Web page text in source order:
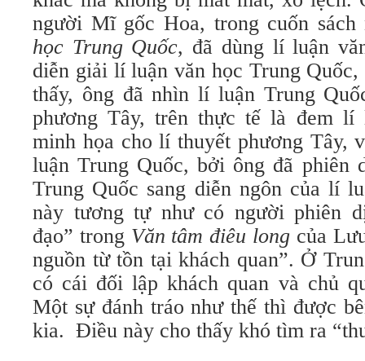
người Mĩ gốc Hoa, trong cuốn
học Trung Quốc, đã dùng lí luận
diễn giải lí luận văn học Trung
thấy, ông đã nhìn lí luận Trung
phương Tây, trên thực tế là đem lí
minh họa cho lí thuyết phương Tây,
luận Trung Quốc, bởi ông đã phiên
Trung Quốc sang diễn ngôn của lí
này tương tự như có người phiên
đạo” trong Văn tâm điêu long của
nguồn từ tồn tại khách quan”. Ở
có cái đối lập khách quan và chủ
Một sự đánh tráo như thế thì được
kia. Điều này cho thấy khó tìm ra